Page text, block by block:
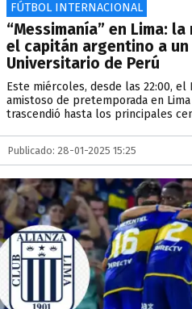
FÚTBOL INTERNACIONAL
“Messimanía” en Lima:
el capitán argentino a
Universitario de Perú
Este miércoles, desde las 22:00,
amistoso de pretemporada en
trascendió hasta los principales
Publicado: 28-01-2025 15:25